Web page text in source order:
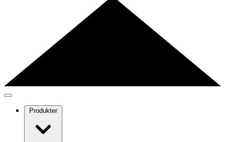
Produkter